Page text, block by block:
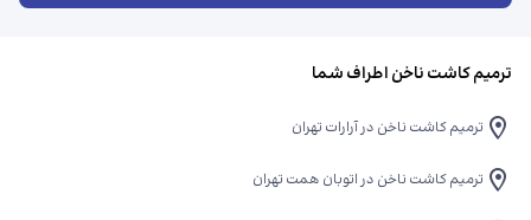
ترمیم کاشت ناخن اطراف شما
ترمیم کاشت ناخن در آرارات تهران
ترمیم کاشت ناخن در اتوبان همت تهران